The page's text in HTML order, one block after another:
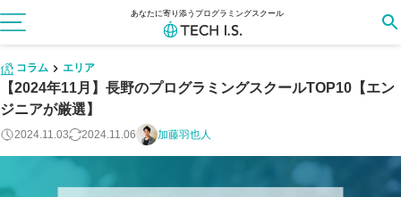
あなたに寄り添うプログラミングスクール
コラム エリア
【2024年11月】長野のプログラミングスクールTOP10【エン
ジニアが厳選】
2024.11.03 2024.11.06 加藤羽也人